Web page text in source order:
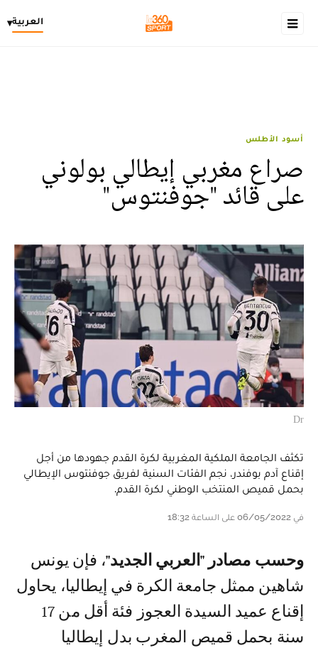
العربية▾
أسود الأطلس
صراع مغربي إيطالي بولوني
على قائد "جوفنتوس"
Dr
تكثف الجامعة الملكية المغربية لكرة القدم جهودها من أجل
إقناع آدم بوفندر، نجم الفئات السنية لفريق جوفنتوس الإيطالي
بحمل قميص المنتخب الوطني لكرة القدم.
في 06/05/2022 على الساعة 18:32
وحسب مصادر "العربي الجديد"، فإن يونس
شاهين ممثل جامعة الكرة في إيطاليا، يحاول
إقناع عميد السيدة العجوز فئة أقل من 17
سنة بحمل قميص المغرب بدل إيطاليا